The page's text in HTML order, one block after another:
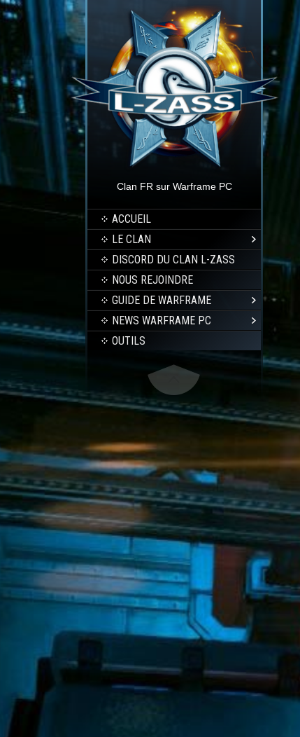
Clan FR sur Warframe PC
ACCUEIL
LE CLAN
DISCORD DU CLAN L-ZASS
NOUS REJOINDRE
GUIDE DE WARFRAME
NEWS WARFRAME PC
OUTILS